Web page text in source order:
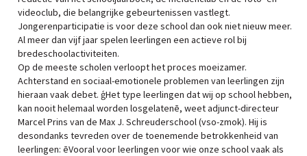
videoclub, die belangrijke gebeurtenissen vastlegt.
Jongerenparticipatie is voor deze school dan ook niet nieuw meer.
Al meer dan vijf jaar spelen leerlingen een actieve rol bij
bredeschoolactiviteiten.
Op de meeste scholen verloopt het proces moeizamer.
Achterstand en sociaal-emotionele problemen van leerlingen zijn
hieraan vaak debet. ģHet type leerlingen dat wij op school hebben,
kan nooit helemaal worden losgelatenē, weet adjunct-directeur
Marcel Prins van de Max J. Schreuderschool (vso-zmok). Hij is
desondanks tevreden over de toenemende betrokkenheid van
leerlingen: ēVooral voor leerlingen voor wie onze school vaak als